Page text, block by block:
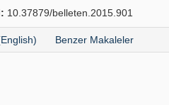
10.37879/belleten.2015.901
Benzer Makaleler